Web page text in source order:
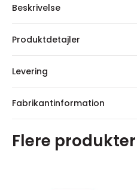
Beskrivelse
Produktdetajler
Levering
Fabrikantinformation
Flere produkter